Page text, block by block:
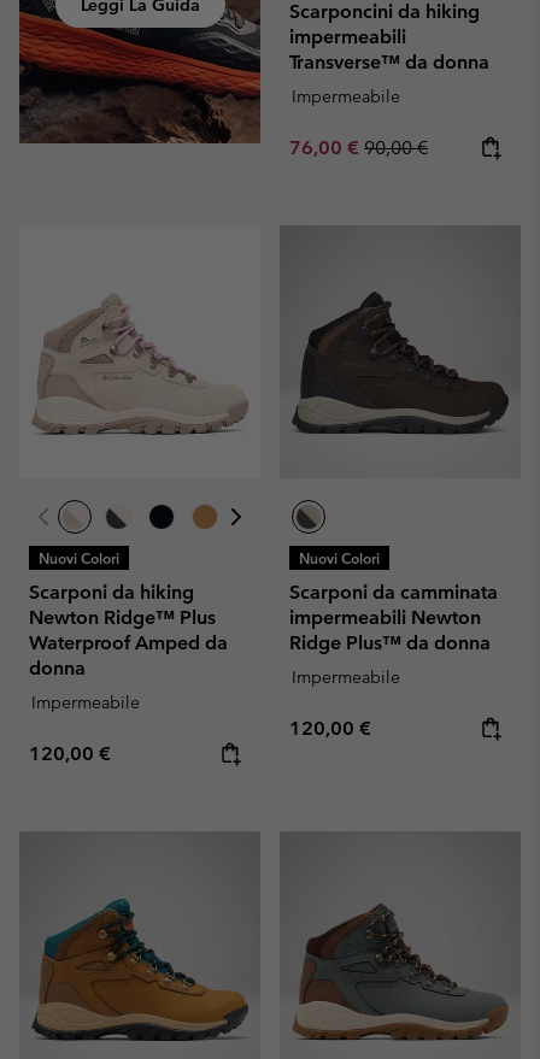
Leggi La Guida
Scarponcini da hiking
impermeabili
Transverse™ da donna
Impermeabile
Sale price:
76,00 € Regular price:
90,00 €
Nuovi Colori
Scarponi da hiking
Newton Ridge™ Plus
Waterproof Amped da
donna
Impermeabile
Regular price:
120,00 €
Nuovi Colori
Scarponi da camminata
impermeabili Newton
Ridge Plus™ da donna
Impermeabile
Regular price:
120,00 €